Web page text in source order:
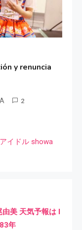
y renuncia
2
イドル showa
由美 天気予報は I
年